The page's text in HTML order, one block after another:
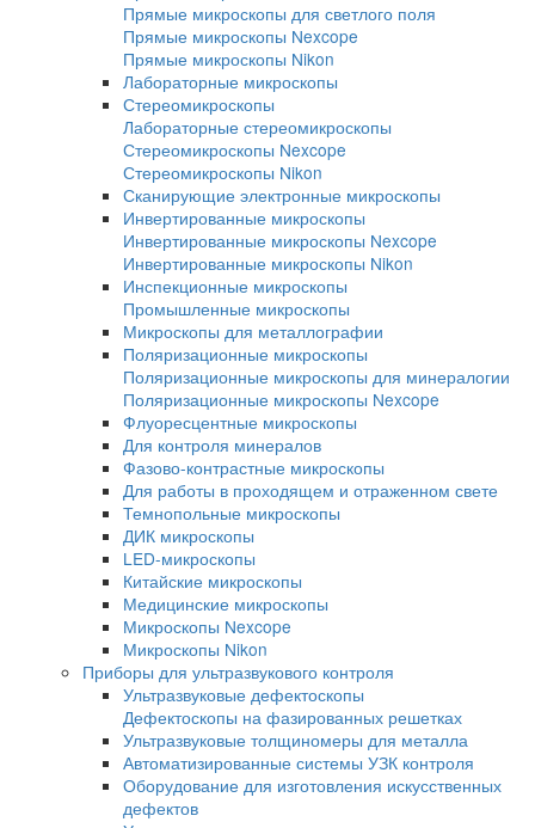
Аксессуары для запрессовки
Смолы для запрессовки
Оборудование для шлифовки и полировки
Шлифовально полировальные станки для
металлографии
Аксессуары для шлиф-полировки
Расходные материалы для шлиф-
Измерение твердости Presi
Оборудование для петрографии
Лабораторные и промышленные микроскопы
Промышленные микроскопы
Прямые микроскопы
Прямые микроскопы для светлого поля
Прямые микроскопы Nexcope
Прямые микроскопы Nikon
Лабораторные микроскопы
Стереомикроскопы
Лабораторные стереомикроскопы
Стереомикроскопы Nexcope
Стереомикроскопы Nikon
Сканирующие электронные микроскопы
Инвертированные микроскопы
Инвертированные микроскопы Nexcope
Инвертированные микроскопы Nikon
Инспекционные микроскопы
Промышленные микроскопы
Микроскопы для металлографии
Поляризационные микроскопы
Поляризационные микроскопы для
Поляризационные микроскопы Nexcope
Флуоресцентные микроскопы